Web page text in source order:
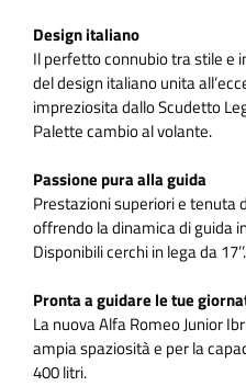
Design italiano
Il perfetto connubio tra stile e
del design italiano unita
impreziosita dallo Scudetto
Palette cambio al volante.
Passione pura alla guida
Prestazioni superiori e tenuta
offrendo la dinamica di guida
Disponibili cerchi in lega da 17’’.
Pronta a guidare le tue
La nuova Alfa Romeo Junior
ampia spaziosità e per la
400 litri.